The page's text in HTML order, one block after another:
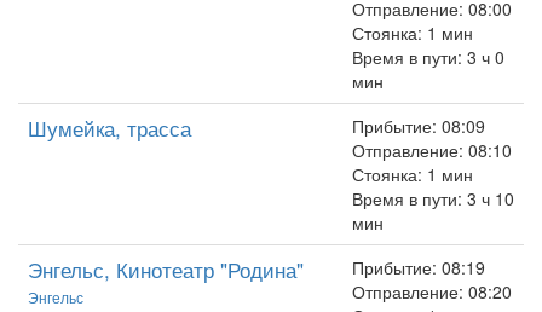
Отправление: 08:00
Стоянка: 1 мин
Время в пути: 3 ч 0
мин
Шумейка, трасса
Прибытие: 08:09
Отправление: 08:10
Стоянка: 1 мин
Время в пути: 3 ч 10
мин
Энгельс, Кинотеатр "Родина"
Энгельс
Прибытие: 08:19
Отправление: 08:20